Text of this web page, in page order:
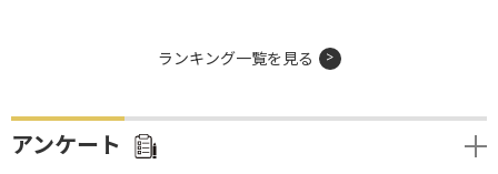
ランキング一覧を見る
アンケート